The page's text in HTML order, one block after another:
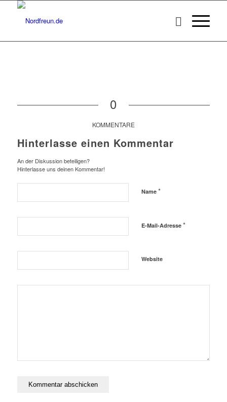
0
KOMMENTARE
Hinterlasse einen Kommentar
An der Diskussion beteiligen?
Hinterlasse uns deinen Kommentar!
Name *
E-Mail-Adresse *
Website